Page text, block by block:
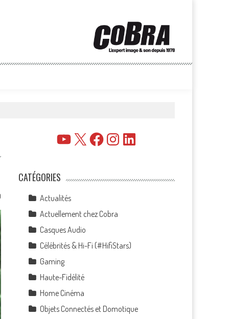
YouTube
X FacebookInstagramLinkedIn
CATÉGORIES
Actualités
Actuellement chez Cobra
Casques Audio
Célébrités & Hi-Fi (#HifiStars)
Gaming
Haute-Fidélité
Home Cinéma
Objets Connectés et Domotique